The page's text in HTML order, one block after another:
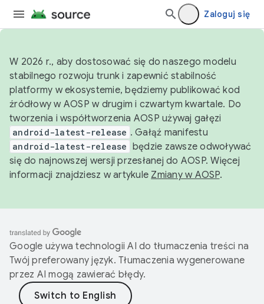
Zaloguj się
W 2026 r., aby dostosować się do naszego modelu
stabilnego rozwoju trunk i zapewnić stabilność
platformy w ekosystemie, będziemy publikować kod
źródłowy w AOSP w drugim i czwartym kwartale. Do
tworzenia i współtworzenia AOSP używaj gałęzi
android-latest-release . Gałąź manifestu
android-latest-release będzie zawsze odwoływać
się do najnowszej wersji przesłanej do AOSP. Więcej
informacji znajdziesz w artykule Zmiany w AOSP.
Google używa technologii AI do tłumaczenia treści na
Twój preferowany język. Tłumaczenia wygenerowane
przez AI mogą zawierać błędy.